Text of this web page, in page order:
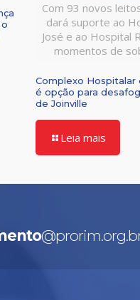
Com 93 novos
dará suporte ao
José e ao Hospital
momentos de
Complexo Hospitalar
é opção para
de Joinville
Leia mais